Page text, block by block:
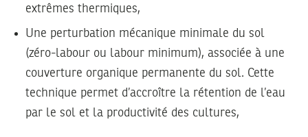
extrêmes thermiques,
Une perturbation mécanique minimale du sol
(zéro-labour ou labour minimum), associée à une
couverture organique permanente du sol. Cette
technique permet d’accroître la rétention de l’eau
par le sol et la productivité des cultures,